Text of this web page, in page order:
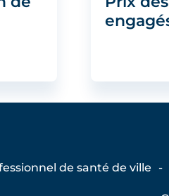
de santé de ville